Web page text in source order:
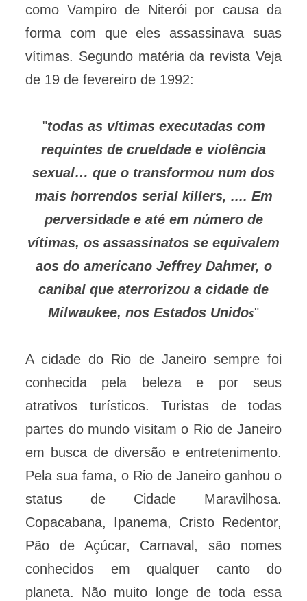
como Vampiro de Niterói por causa da
forma com que eles assassinava suas
vítimas. Segundo matéria da revista Veja
de 19 de fevereiro de 1992:
"todas as vítimas executadas com
requintes de crueldade e violência
sexual… que o transformou num dos
mais horrendos serial killers, .... Em
perversidade e até em número de
vítimas, os assassinatos se equivalem
aos do americano Jeffrey Dahmer, o
canibal que aterrorizou a cidade de
Milwaukee, nos Estados Unidos"
A cidade do Rio de Janeiro sempre foi
conhecida pela beleza e por seus
atrativos turísticos. Turistas de todas
partes do mundo visitam o Rio de Janeiro
em busca de diversão e entretenimento.
Pela sua fama, o Rio de Janeiro ganhou o
status de Cidade Maravilhosa.
Copacabana, Ipanema, Cristo Redentor,
Pão de Açúcar, Carnaval, são nomes
conhecidos em qualquer canto do
planeta. Não muito longe de toda essa